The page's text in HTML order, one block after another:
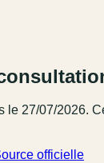
le 27/07/2026.
officielle